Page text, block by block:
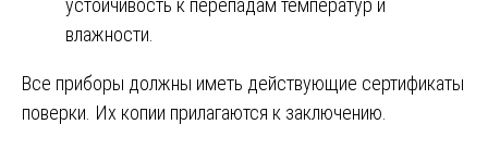
устойчивость к перепадам температур и
влажности.
Все приборы должны иметь действующие сертификаты
поверки. Их копии прилагаются к заключению.